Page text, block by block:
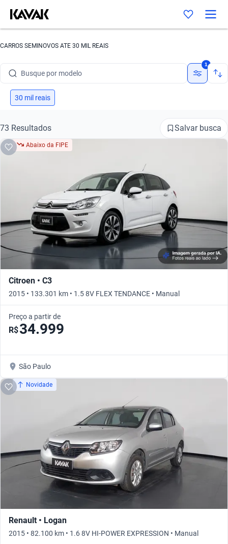
CARROS SEMINOVOS ATE 30 MIL REAIS
Busque por marca
Busque por versão
Busque por ano
Busque por modelo
1
30 mil reais
73 Resultados Salvar busca
Abaixo da FIPE
Citroen • C3
2015 • 133.301 km • 1.5 8V FLEX TENDANCE • Manual
Preço a partir de
R$34.999
São Paulo
Novidade
Renault • Logan
2015 • 82.100 km • 1.6 8V HI-POWER EXPRESSION • Manual